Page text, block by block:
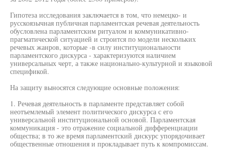
Гипотеза исследования заключается в том, что немецко- и
русскоязычная публичная парламентская речевая деятельность
обусловлена парламентским ритуалом и коммуникативно-
прагматической ситуацией и строится по модели нескольких
речевых жанров, которые -в силу институциональности
парламентского дискурса - характеризуются наличием
универсальных черт, а также национально-культурной и языковой
спецификой.
На защиту выносятся следующие основные положения:
1. Речевая деятельность в парламенте представляет собой
неотъемлемый элемент политического дискурса с его
универсальной институциональной основой. Парламентская
коммуникация - это отражение социальной дифференциации
общества; в то же время парламентский дискурс упорядочивает
общественные отношения и прокладывает путь к компромиссам.